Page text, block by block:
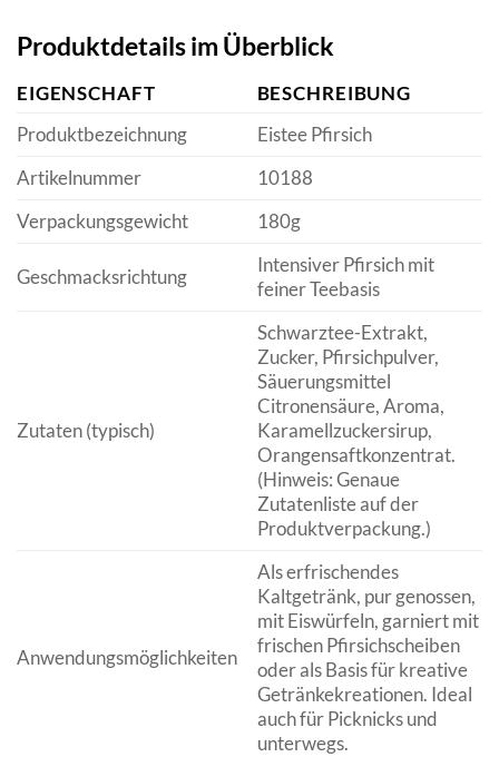
Produktdetails im Überblick
EIGENSCHAFT
BESCHREIBUNG
Produktbezeichnung
Eistee Pfirsich
Artikelnummer
10188
Verpackungsgewicht
180g
Geschmacksrichtung
Intensiver Pfirsich mit
feiner Teebasis
Zutaten (typisch)
Schwarztee-Extrakt,
Zucker, Pfirsichpulver,
Säuerungsmittel
Citronensäure, Aroma,
Karamellzuckersirup,
Orangensaftkonzentrat.
(Hinweis: Genaue
Zutatenliste auf der
Produktverpackung.)
Anwendungsmöglichkeiten
Als erfrischendes
Kaltgetränk, pur genossen,
mit Eiswürfeln, garniert mit
frischen Pfirsichscheiben
oder als Basis für kreative
Getränkekreationen. Ideal
auch für Picknicks und
unterwegs.